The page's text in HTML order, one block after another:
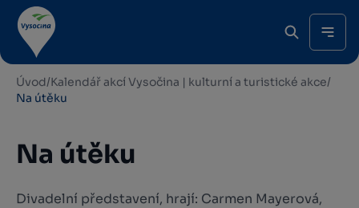
Úvod/Kalendář akcí Vysočina | kulturní a turistické akce/
Na útěku
Na útěku
Divadelní představení, hrají: Carmen Mayerová,